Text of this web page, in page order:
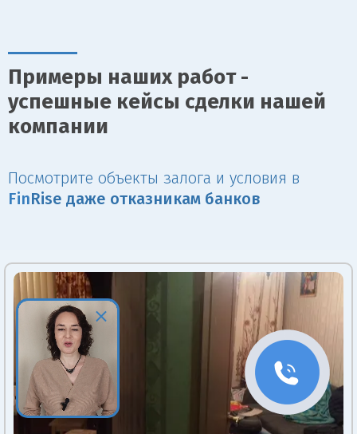
Примеры наших работ -
успешные кейсы сделки нашей
компании
Посмотрите объекты залога и условия в
Fin Rise даже отказникам банков